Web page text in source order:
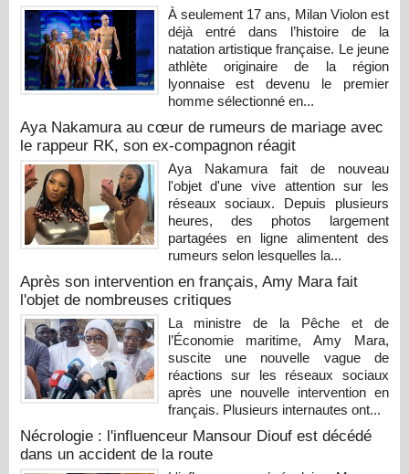
À seulement 17 ans, Milan Violon est
déjà entré dans l’histoire de la
natation artistique française. Le jeune
athlète originaire de la région
lyonnaise est devenu le premier
homme sélectionné en...
Aya Nakamura au cœur de rumeurs de mariage avec
le rappeur RK, son ex-compagnon réagit
Aya Nakamura fait de nouveau
l'objet d'une vive attention sur les
réseaux sociaux. Depuis plusieurs
heures, des photos largement
partagées en ligne alimentent des
rumeurs selon lesquelles la...
Après son intervention en français, Amy Mara fait
l'objet de nombreuses critiques
La ministre de la Pêche et de
l’Économie maritime, Amy Mara,
suscite une nouvelle vague de
réactions sur les réseaux sociaux
après une nouvelle intervention en
français. Plusieurs internautes ont...
Nécrologie : l'influenceur Mansour Diouf est décédé
dans un accident de la route